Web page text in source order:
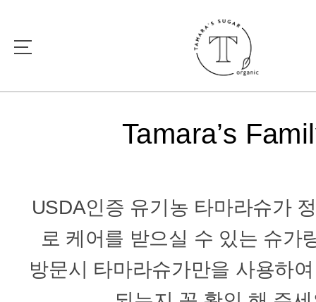
Tamara’s
USDA인증 유기농 타마라슈가
로 케어를 받으실 수 있는 슈가
방문시 타마라슈가만을 사용하